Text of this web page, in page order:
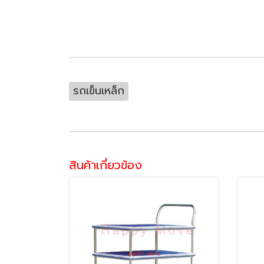
รถเข็นเหล็ก
สินค้าเกี่ยวข้อง